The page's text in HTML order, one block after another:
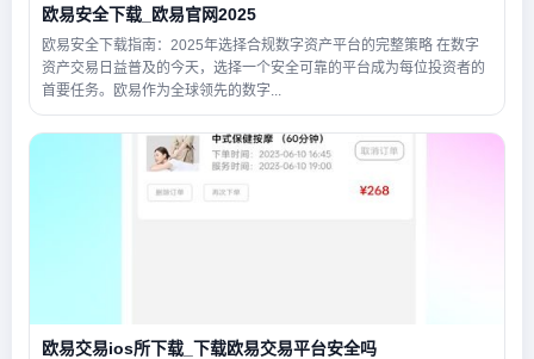
欧易安全下载_欧易官网2025
欧易安全下载指南：2025年选择合规数字资产平台的完整策略 在数字
资产交易日益普及的今天，选择一个安全可靠的平台成为每位投资者的
首要任务。欧易作为全球领先的数字...
欧易交易ios所下载_下载欧易交易平台安全吗